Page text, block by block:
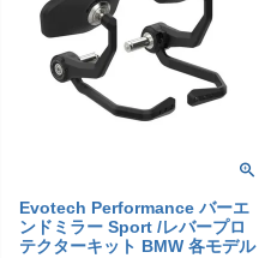
Evotech Performance バーエ
ンドミラー Sport /レバープロ
テクターキット BMW 各モデル